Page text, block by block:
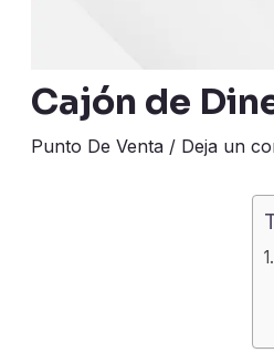
Cajón de
Punto De Venta/ Deja un